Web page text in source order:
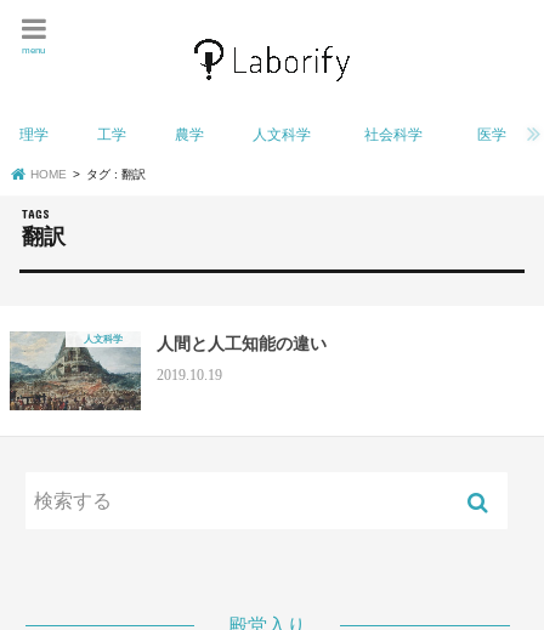
menu
理学 工学 農学 人文科学 社会科学 医学
HOME タグ : 翻訳
翻訳
人文科学 人間と人工知能の違い
2019.10.19
殿堂入り